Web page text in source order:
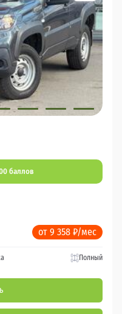
баллов
от 9 358 ₽/мес
Полный